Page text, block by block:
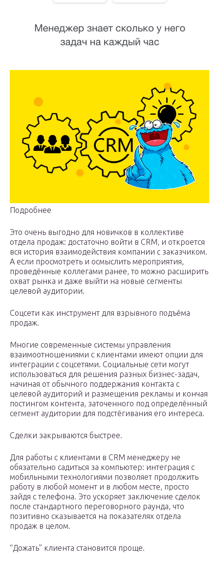
Подробнее
Это очень выгодно для новичков в коллективе
отдела продаж: достаточно войти в CRM, и откроется
вся история взаимодействия компании с заказчиком.
А если просмотреть и осмыслить мероприятия,
проведённые коллегами ранее, то можно расширить
охват рынка и даже выйти на новые сегменты
целевой аудитории.
Соцсети как инструмент для взрывного подъёма
продаж.
Многие современные системы управления
взаимоотношениями с клиентами имеют опции для
интеграции с соцсетями. Социальные сети могут
использоваться для решения разных бизнес-задач,
начиная от обычного поддержания контакта с
целевой аудиторий и размещения рекламы и кончая
постингом контента, заточенного под определённый
сегмент аудитории для подстёгивания его интереса.
Сделки закрываются быстрее.
Для работы с клиентами в CRM менеджеру не
обязательно садиться за компьютер: интеграция с
мобильными технологиями позволяет продолжить
работу в любой момент и в любом месте, просто
зайдя с телефона. Это ускоряет заключение сделок
после стандартного переговорного раунда, что
позитивно сказывается на показателях отдела
продаж в целом.
“Дожать” клиента становится проще.